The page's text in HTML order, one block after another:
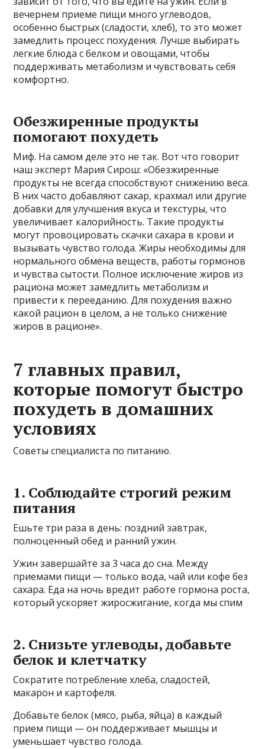
вечернем приеме пищи много углеводов,
особенно быстрых (сладости, хлеб), то это может
замедлить процесс похудения. Лучше выбирать
легкие блюда с белком и овощами, чтобы
поддерживать метаболизм и чувствовать себя
комфортно.
Обезжиренные продукты
помогают похудеть
Миф. На самом деле это не так. Вот что говорит
наш эксперт Мария Сирош: «Обезжиренные
продукты не всегда способствуют снижению веса.
В них часто добавляют сахар, крахмал или другие
добавки для улучшения вкуса и текстуры, что
увеличивает калорийность. Такие продукты
могут провоцировать скачки сахара в крови и
вызывать чувство голода. Жиры необходимы для
нормального обмена веществ, работы гормонов
и чувства сытости. Полное исключение жиров из
рациона может замедлить метаболизм и
привести к перееданию. Для похудения важно
какой рацион в целом, а не только снижение
жиров в рационе».
7 главных правил,
которые помогут быстро
похудеть в домашних
условиях
Советы специалиста по питанию.
1. Соблюдайте строгий режим
питания
Ешьте три раза в день: поздний завтрак,
полноценный обед и ранний ужин.
Ужин завершайте за 3 часа до сна. Между
приемами пищи — только вода, чай или кофе без
сахара. Еда на ночь вредит работе гормона роста,
который ускоряет жиросжигание, когда мы спим
2. Снизьте углеводы, добавьте
белок и клетчатку
Сократите потребление хлеба, сладостей,
макарон и картофеля.
Добавьте белок (мясо, рыба, яйца) в каждый
прием пищи — он поддерживает мышцы и
уменьшает чувство голода.